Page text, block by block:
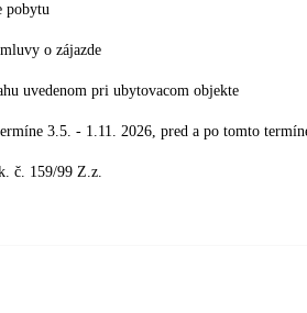
pobytu
o zájazde
uvedenom pri ubytovacom objekte
3.5. - 1.11. 2026, pred a po tomto
č. 159/99 Z.z.